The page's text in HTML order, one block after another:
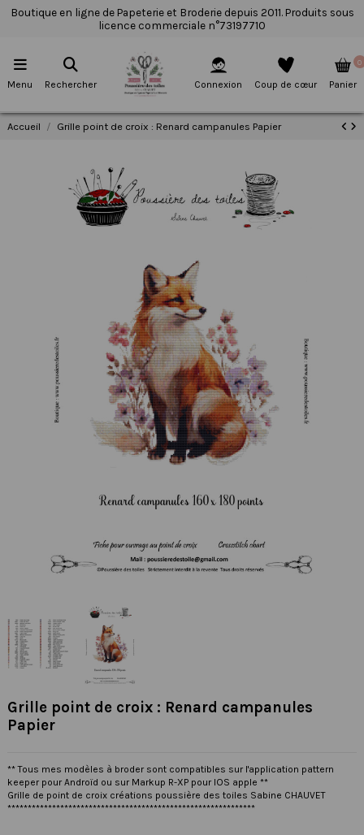
Boutique en ligne de Papeterie et Broderie depuis 2011. Produits sous
licence commerciale n°73197710
Menu Rechercher Connexion Coup de cœur
0
Panier
Accueil Grille point de croix : Renard campanules Papier
Grille point de croix : Renard campanules
Papier
** Tous mes modèles à broder sont compatibles sur l'application pattern
keeper pour Androïd ou sur Markup R-XP pour IOS apple **
Grille de point de croix créations poussière des toiles Sabine CHAUVET
*************************************************************